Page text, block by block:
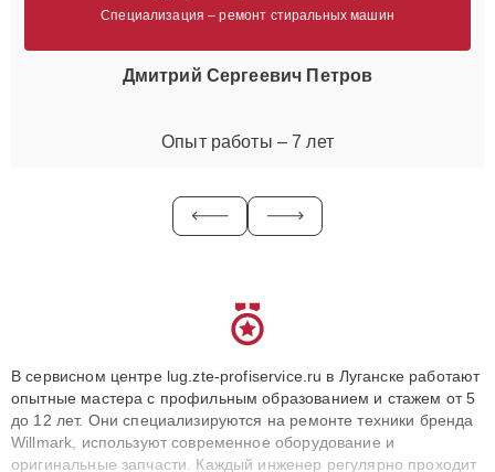
Специализация – ремонт стиральных машин
Дмитрий Сергеевич Петров
Опыт работы – 7 лет
В сервисном центре lug.zte-profiservice.ru в Луганске работают
опытные мастера с профильным образованием и стажем от 5
до 12 лет. Они специализируются на ремонте техники бренда
Willmark, используют современное оборудование и
оригинальные запчасти. Каждый инженер регулярно проходит